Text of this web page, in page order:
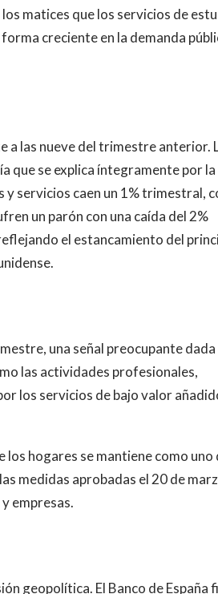
matices que los servicios de
creciente en la demanda
a las nueve del trimestre anterior.
que se explica íntegramente por la
servicios caen un 1% trimestral,
un parón con una caída del 2%
el estancamiento del
una señal preocupante dada
las actividades profesionales,
los servicios de bajo valor
los hogares se mantiene como uno
medidas aprobadas el 20 de
empresas.
geopolítica. El Banco de España